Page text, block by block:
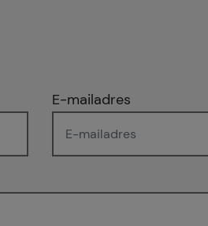
E-mailadres